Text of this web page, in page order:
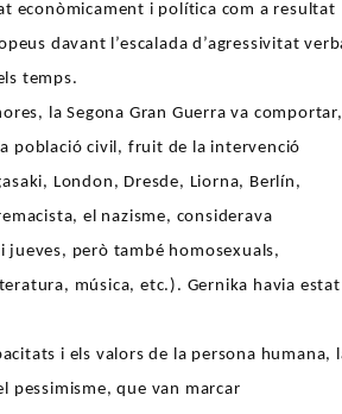
econòmicament i política com a resultat
davant l’escalada d’agressivitat
temps.
la Segona Gran Guerra va comportar,
població civil, fruit de la intervenció
London, Dresde, Liorna, Berlín,
el nazisme, considerava
però també homosexuals,
música, etc.). Gernika havia estat
i els valors de la persona humana,
pessimisme, que van marcar